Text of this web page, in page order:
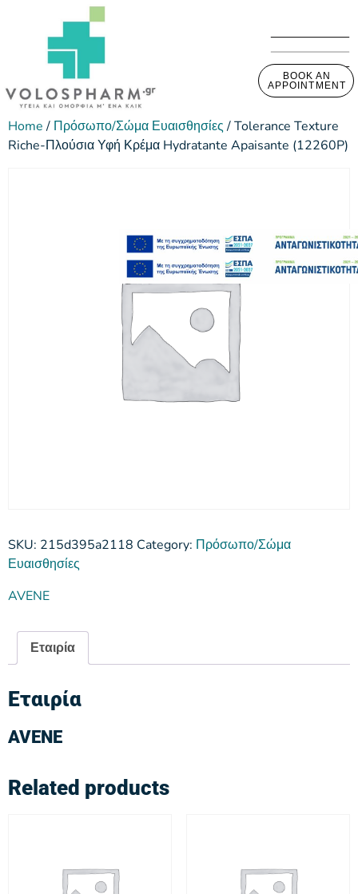
BOOK AN
APPOINTMENT
Home/ Πρόσωπο/Σώμα Ευαισθησίες/ Tolerance Texture
Riche-Πλούσια Υφή Κρέμα Hydratante Apaisante (12260P)
SKU: 215d395a2118 Category: Πρόσωπο/Σώμα
Ευαισθησίες
AVENE
Εταιρία
Εταιρία
AVENE
Related products